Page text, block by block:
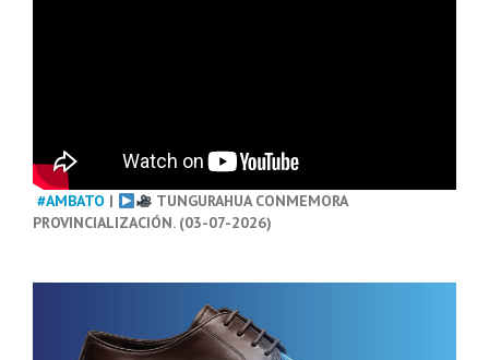
#AMBATO |
TUNGURAHUA CONMEMORA
PROVINCIALIZACIÓN. (03-07-2026)